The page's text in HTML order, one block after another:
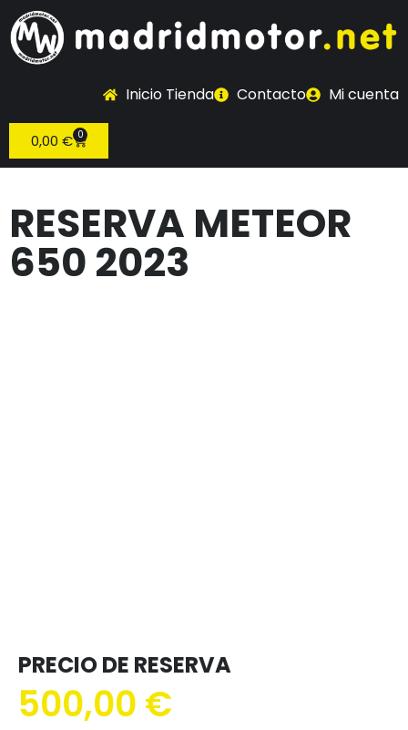
Inicio Tienda Contacto Mi cuenta
0,00 € 0
RESERVA METEOR
650 2023
PRECIO DE RESERVA
500,00 €